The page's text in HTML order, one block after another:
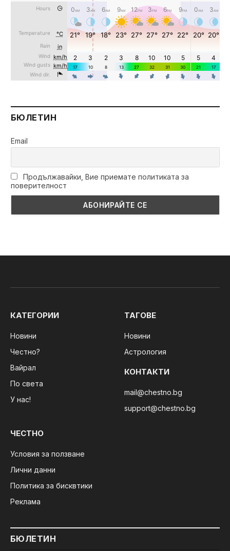
БЮЛЕТИН
Email
Продължавайки, Вие приемате политиката за
поверителност
КАТЕГОРИИ
Новини
Честно?
Вайрал
По света
У нас!
ТАГОВЕ
Новини
Астрология
КОНТАКТИ
mail@chestno.bg
support@chestno.bg
ЧЕСТНО
Условия за ползване
Лични данни
Политика за бисквтики
Реклама
БЮЛЕТИН